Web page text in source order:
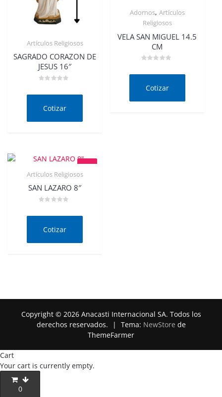
Artículos Religiosos
SAGRADO CORAZON DE
JESUS 16″
deCotizar
Quick View
Adornos, Artículos
Religiosos
VELA SAN MIGUEL 14.5
CM
deCotizar
Artículos Religiosos
SAN LAZARO 8″
deCotizar
Copyright © 2026 Anacasti Internacional SA. Todos los
derechos reservados.
| Tema: NewStore de
ThemeFarmer
Cart
Your cart is currently empty.
0